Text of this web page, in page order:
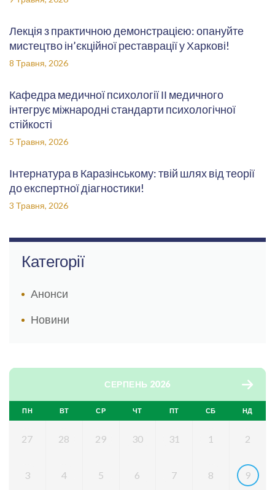
Лекція з практичною демонстрацією: опануйте
мистецтво ін’єкційної реставрації у Харкові!
8 Травня, 2026
Кафедра медичної психології ІІ медичного
інтегрує міжнародні стандарти психологічної
стійкості
5 Травня, 2026
Інтернатура в Каразінському: твій шлях від теорії
до експертної діагностики!
3 Травня, 2026
Категорії
Анонси
Новини
СЕРПЕНЬ 2026
ПН ВТ СР ЧТ ПТ СБ НД
27 28 29 30 31 1 2
3 4 5 6 7 8 9